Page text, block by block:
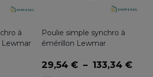
à
Poulie simple synchro à
émérillon Lewmar
29,54 € – 133,34 €